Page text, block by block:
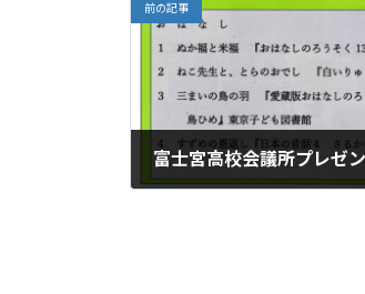
前の記事